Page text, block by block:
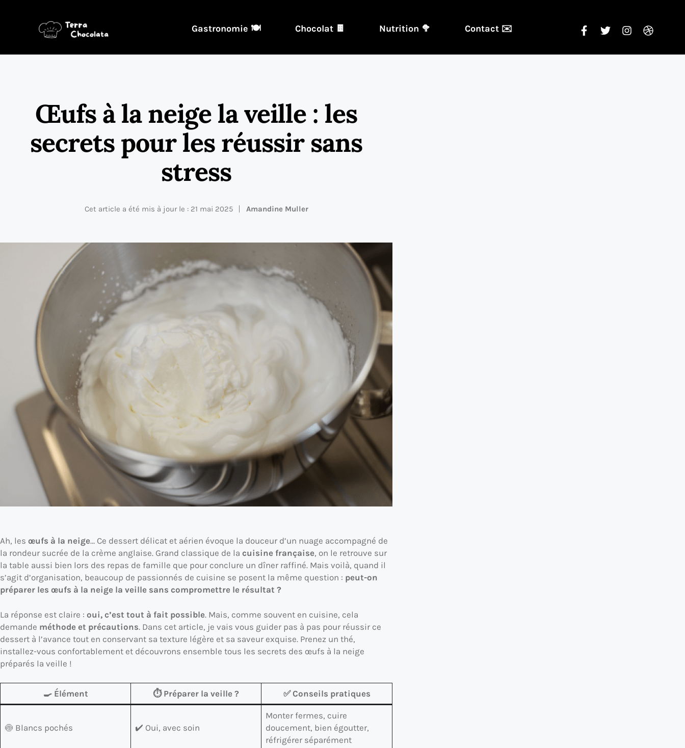
Gastronomie 🍽️ Chocolat 🍫 Nutrition 🥦 Contact ✉️
Œufs à la neige la veille : les
secrets pour les réussir sans
stress
Cet article a été mis à jour le : 21 mai 2025 Amandine Muller
Ah, les œufs à la neige… Ce dessert délicat et aérien évoque la douceur d’un nuage accompagné de
la rondeur sucrée de la crème anglaise. Grand classique de la cuisine française, on le retrouve sur
la table aussi bien lors des repas de famille que pour conclure un dîner raffiné. Mais voilà, quand il
s’agit d’organisation, beaucoup de passionnés de cuisine se posent la même question : peut-on
préparer les œufs à la neige la veille sans compromettre le résultat ?
La réponse est claire : oui, c’est tout à fait possible. Mais, comme souvent en cuisine, cela
demande méthode et précautions. Dans cet article, je vais vous guider pas à pas pour réussir ce
dessert à l’avance tout en conservant sa texture légère et sa saveur exquise. Prenez un thé,
installez-vous confortablement et découvrons ensemble tous les secrets des œufs à la neige
préparés la veille !
🍳 Élément ⏱️ Préparer la veille ? ✅ Conseils pratiques
🍥 Blancs pochés ✔️ Oui, avec soin
Monter fermes, cuire
doucement, bien égoutter,
réfrigérer séparément